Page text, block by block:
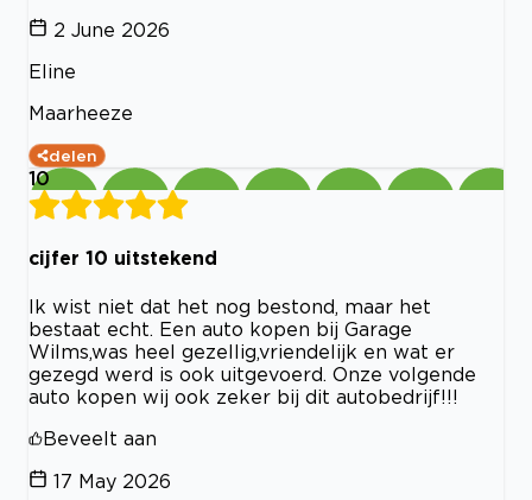
2 June 2026
Eline
Maarheeze
delen
10
cijfer 10 uitstekend
Ik wist niet dat het nog bestond, maar het
bestaat echt. Een auto kopen bij Garage
Wilms,was heel gezellig,vriendelijk en wat er
gezegd werd is ook uitgevoerd. Onze volgende
auto kopen wij ook zeker bij dit autobedrijf!!!
Beveelt aan
17 May 2026